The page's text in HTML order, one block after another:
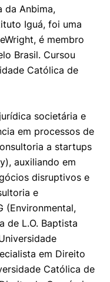
da Anbima,
Iguá, foi uma
é membro
Brasil. Cursou
Católica de
societária e
em processos de
a startups
auxiliando em
disruptivos e
e
(Environmental,
de L.O. Baptista
em Direito
Católica de